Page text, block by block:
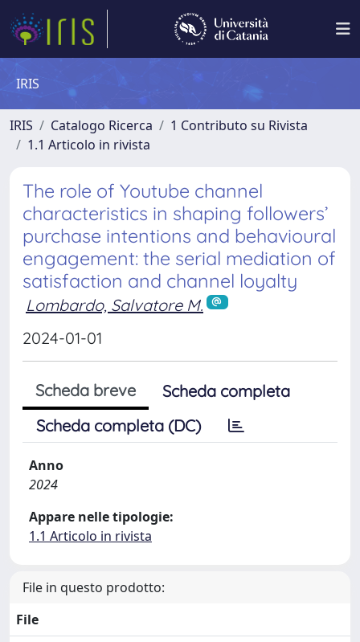
IRIS
IRIS Catalogo Ricerca
1 Contributo su Rivista
1.1 Articolo in rivista
The role of Youtube channel
characteristics in shaping followers’
purchase intentions and behavioural
engagement: the serial mediation of
satisfaction and channel loyalty
Lombardo, Salvatore M.
2024-01-01
Scheda breve
Scheda completa
Scheda completa (DC)
Anno
2024
Appare nelle tipologie:
1.1 Articolo in rivista
File in questo prodotto:
File